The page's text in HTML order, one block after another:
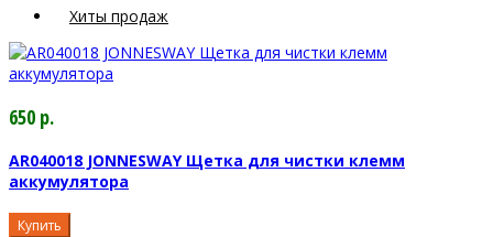
Хиты продаж
650 р.
AR040018 JONNESWAY Щетка для чистки клемм
аккумулятора
Купить